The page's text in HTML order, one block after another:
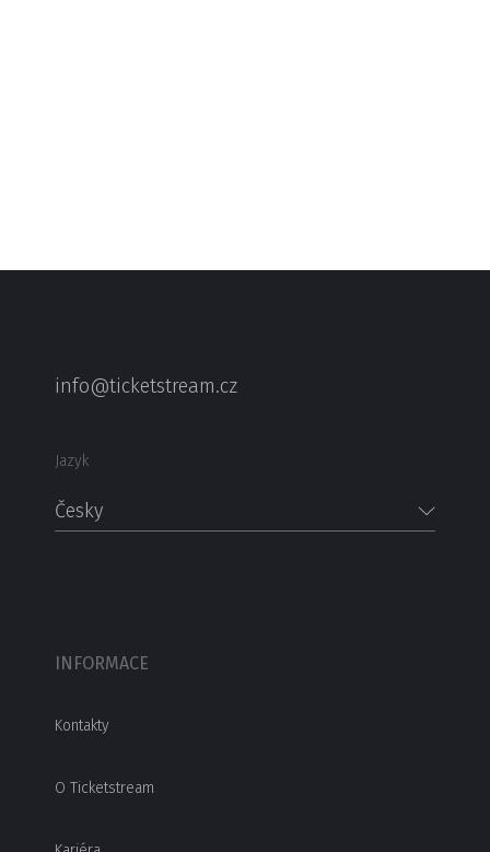
info@ticketstream.cz
Jazyk
Česky
INFORMACE
Kontakty
O Ticketstream